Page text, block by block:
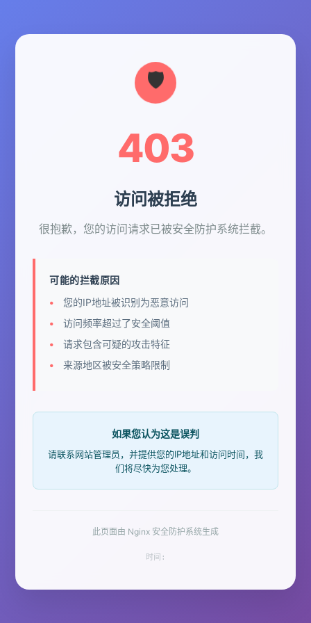
403
访问被拒绝
很抱歉，您的访问请求已被安全防护系统拦截。
可能的拦截原因
您的IP地址被识别为恶意访问
访问频率超过了安全阈值
请求包含可疑的攻击特征
来源地区被安全策略限制
如果您认为这是误判
请联系网站管理员，并提供您的IP地址和访问时间，我
们将尽快为您处理。
此页面由 Nginx 安全防护系统生成
时间: